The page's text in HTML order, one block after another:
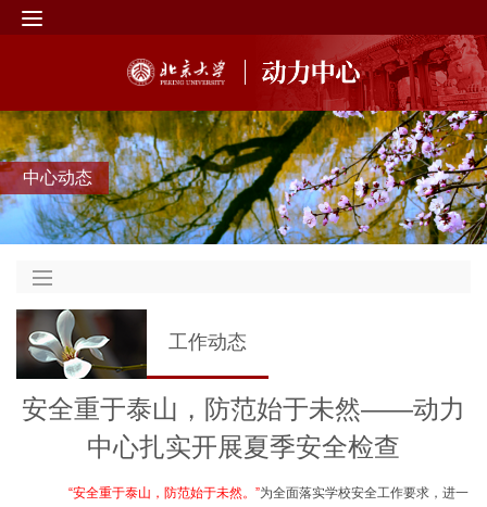
中心动态
工作动态
安全重于泰山，防范始于未然——动力
中心扎实开展夏季安全检查
“安全重于泰山，防范始于未然。”为全面落实学校安全工作要求，进一